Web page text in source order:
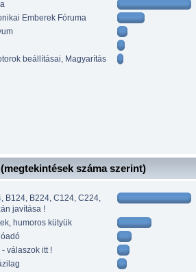
Emberek Fóruma
beállításai, Magyarítás
száma szerint)
B124, B224, C124, C224,
javítása !
humoros kütyük
válaszok itt !